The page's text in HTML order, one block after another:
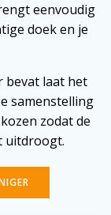
eenvoudig
doek en je
bevat laat het
samenstelling
zodat de
uitdroogt.